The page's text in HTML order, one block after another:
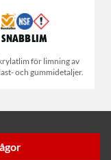
Snabblim
för limning av
och gummidetaljer.